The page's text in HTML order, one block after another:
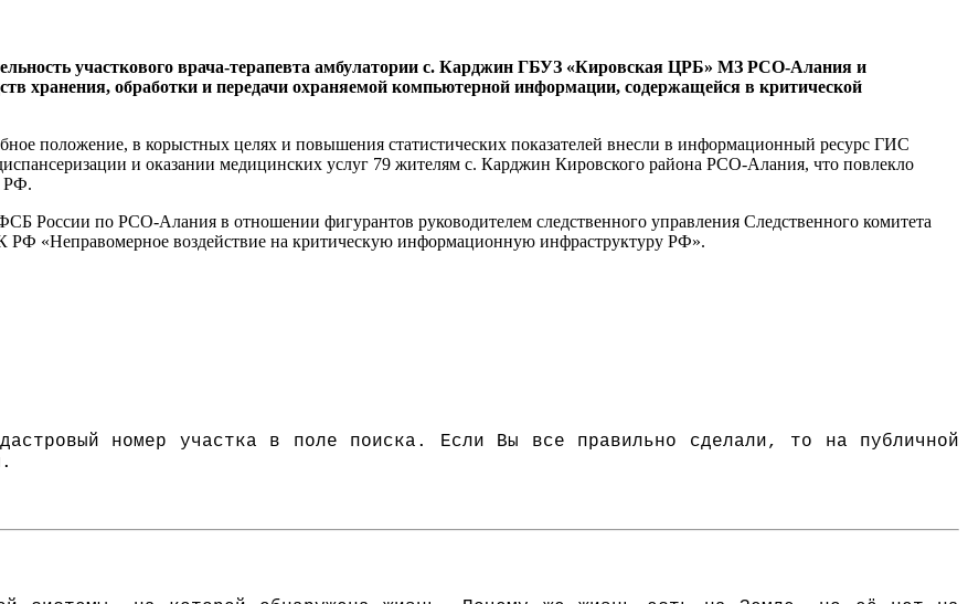
участкового врача-терапевта амбулатории с. Карджин ГБУЗ «Кировская ЦРБ» МЗ РСО-Алания и
хранения, обработки и передачи охраняемой компьютерной информации, содержащейся в критической
положение, в корыстных целях и повышения статистических показателей внесли в информационный ресурс ГИС
и оказании медицинских услуг 79 жителям с. Карджин Кировского района РСО-Алания, что повлекло
РФ.
России по РСО-Алания в отношении фигурантов руководителем следственного управления Следственного комитета
«Неправомерное воздействие на критическую информационную инфраструктуру РФ».
номер участка в поле поиска. Если Вы все правильно сделали, то на публичной